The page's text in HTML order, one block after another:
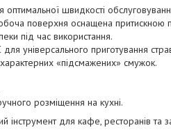
швидкості
поверхня оснащена притискною
під час використання.
універсального приготування
«підсмажених» смужок.
розміщення на кухні.
інструмент для кафе, ресторанів